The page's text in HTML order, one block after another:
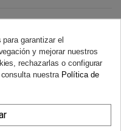
desistir de tu compra, sin
garantizar el
y mejorar nuestros
rechazarlas o configurar
nuestra Política de